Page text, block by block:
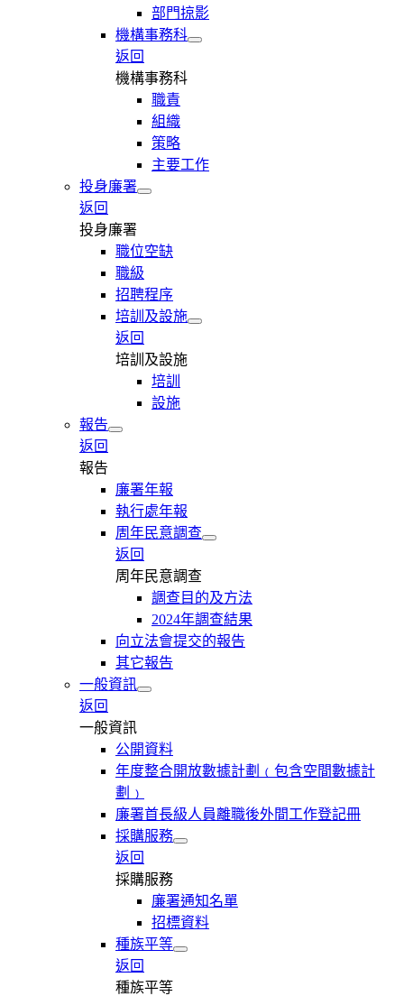
部門掠影
機構事務科
返回
機構事務科
職責
組織
策略
主要工作
投身廉署
返回
投身廉署
職位空缺
職級
招聘程序
培訓及設施
返回
培訓及設施
培訓
設施
報告
返回
報告
廉署年報
執行處年報
周年民意調查
返回
周年民意調查
調查目的及方法
2024年調查結果
向立法會提交的報告
其它報告
一般資訊
返回
一般資訊
公開資料
年度整合開放數據計劃﹙包含空間數據計
劃﹚
廉署首長級人員離職後外間工作登記冊
採購服務
返回
採購服務
廉署通知名單
招標資料
種族平等
返回
種族平等